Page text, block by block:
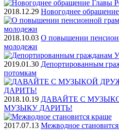
2018.12.29 Новогоднее
2018.10.03 О повышении
молодежи
2019.01.30 Депортированным
потомкам
2018.10.19 ДАВАЙТЕ С
МУЗЫКУ ДАРИТЬ!
2017.07.13 Межводное